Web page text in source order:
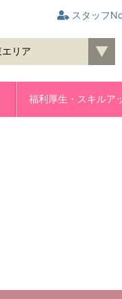
スタッフ
福利厚生・スキルア